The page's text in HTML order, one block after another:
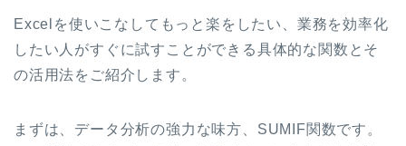
Excelを使いこなしてもっと楽をしたい、業務を効率化
したい人がすぐに試すことができる具体的な関数とそ
の活用法をご紹介します。
まずは、データ分析の強力な味方、SUMIF関数です。